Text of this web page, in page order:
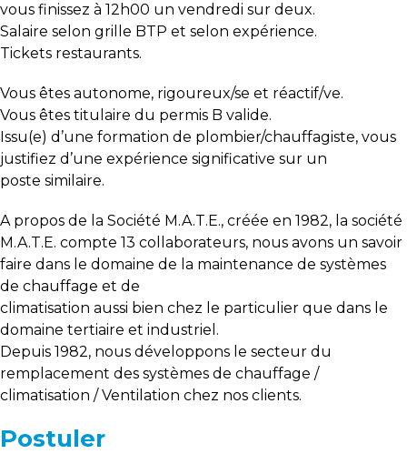
vous finissez à 12h00 un vendredi sur deux.
Salaire selon grille BTP et selon expérience.
Tickets restaurants.
Vous êtes autonome, rigoureux/se et réactif/ve.
Vous êtes titulaire du permis B valide.
Issu(e) d’une formation de plombier/chauffagiste, vous
justifiez d’une expérience significative sur un
poste similaire.
A propos de la Société M.A.T.E., créée en 1982, la société
M.A.T.E. compte 13 collaborateurs, nous avons un savoir
faire dans le domaine de la maintenance de systèmes
de chauffage et de
climatisation aussi bien chez le particulier que dans le
domaine tertiaire et industriel.
Depuis 1982, nous développons le secteur du
remplacement des systèmes de chauffage /
climatisation / Ventilation chez nos clients.
Postuler